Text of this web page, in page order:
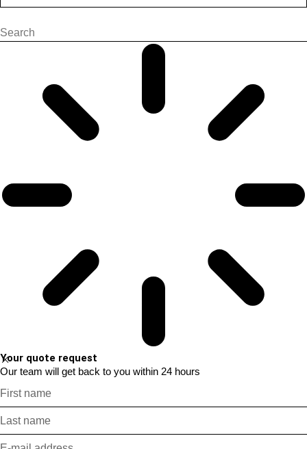
Your quote request
Our team will get back to you within 24 hours